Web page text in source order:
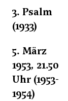
3. Psalm
(1933)
5. März
1953, 21.50
Uhr (1953-
1954)